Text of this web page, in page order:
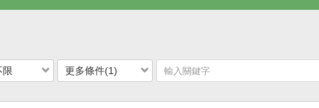
限 更多條件(1)